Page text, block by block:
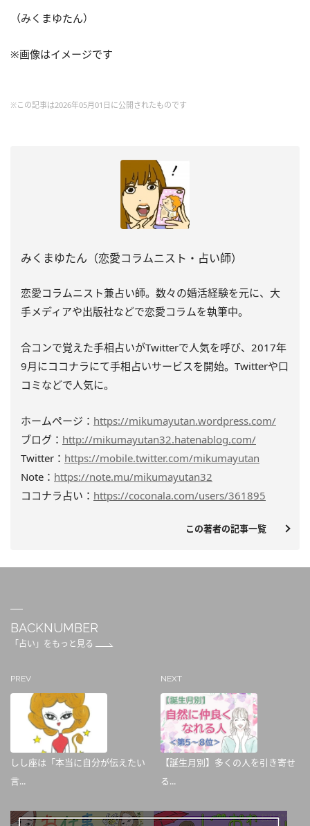
（みくまゆたん）
※画像はイメージです
※この記事は2026年05月01日に公開されたものです
みくまゆたん（恋愛コラムニスト・占い師）
恋愛コラムニスト兼占い師。数々の婚活経験を元に、大
手メディアや出版社などで恋愛コラムを執筆中。
合コンで覚えた手相占いがTwitterで人気を呼び、2017年
9月にココナラにて手相占いサービスを開始。Twitterや口
コミなどで人気に。
ホームページ： https://mikumayutan.wordpress.com/
ブログ： http://mikumayutan32.hatenablog.com/
Twitter： https://mobile.twitter.com/mikumayutan
Note： https://note.mu/mikumayutan32
ココナラ占い： https://coconala.com/users/361895
この著者の記事一覧
BACKNUMBER
「占い」をもっと見る
PREV
しし座は「本当に自分が伝えたい
言...
NEXT
【誕生月別】多くの人を引き寄せ
る...